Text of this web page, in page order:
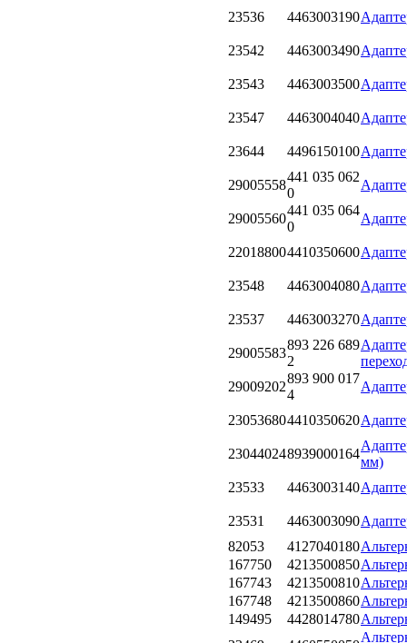
23536 4463003190
23542 4463003490
23543 4463003500
23547 4463004040
23644 4496150100
29005558
441 035 062
0
29005560
441 035 064
0
220188004410350600
23548 4463004080
23537 4463003270
29005583
893 226 689
2
29009202
893 900 017
4
230536804410350620
230440248939000164
мм)
23533
4463003140
23531 4463003090
82053
4127040180
167750
4213500850
167743
4213500810
167748
4213500860
149495
4428014780